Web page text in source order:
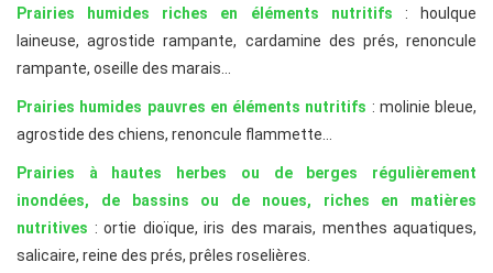
Prairies humides riches en éléments nutritifs : houlque
laineuse, agrostide rampante, cardamine des prés, renoncule
rampante, oseille des marais…
Prairies humides pauvres en éléments nutritifs : molinie bleue,
agrostide des chiens, renoncule flammette…
Prairies à hautes herbes ou de berges régulièrement
inondées, de bassins ou de noues, riches en matières
nutritives : ortie dioïque, iris des marais, menthes aquatiques,
salicaire, reine des prés, prêles roselières.